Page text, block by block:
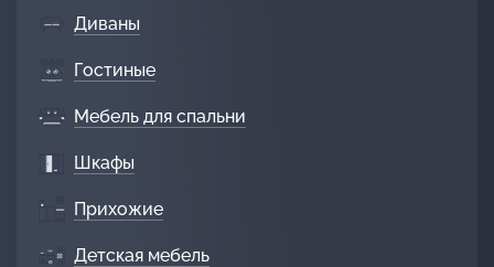
Диваны
Гостиные
Мебель для спальни
Шкафы
Прихожие
Детская мебель